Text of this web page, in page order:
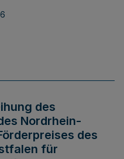
des
Nordrhein-
des
für